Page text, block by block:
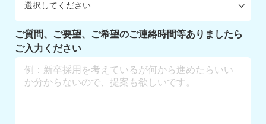
ご質問、ご要望、ご希望のご連絡時間等ありましたら
ご入力ください